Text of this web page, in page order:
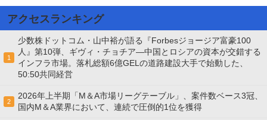
アクセスランキング
1
少数株ドットコム・山中裕が語る『Forbesジョージア富豪100
人』第10弾、ギヴィ・チョチア―中国とロシアの資本が交錯する
インフラ市場。落札総額6億GELの道路建設大手で始動した、
50:50共同経営
2
2026年上半期「M＆A市場リーグテーブル」、案件数ベース3冠、
国内M＆A業界において、連続で圧倒的1位を獲得